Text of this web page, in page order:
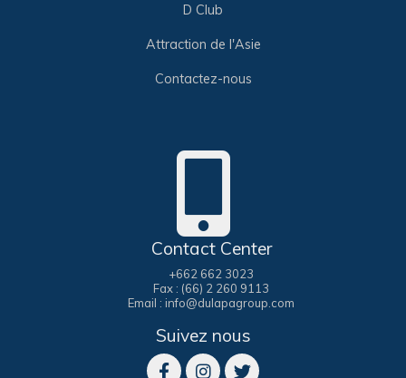
D Club
Attraction de l'Asie
Contactez-nous
Contact Center
+662 662 3023
Fax : (66) 2 260 9113
Email : info@dulapagroup.com
Suivez nous